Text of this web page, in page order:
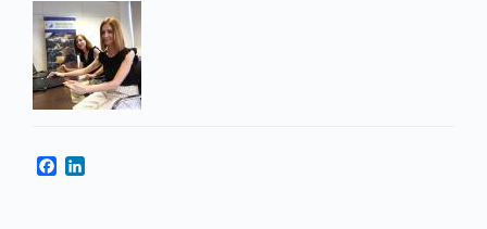
Facebook